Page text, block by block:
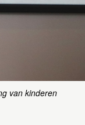
van kinderen